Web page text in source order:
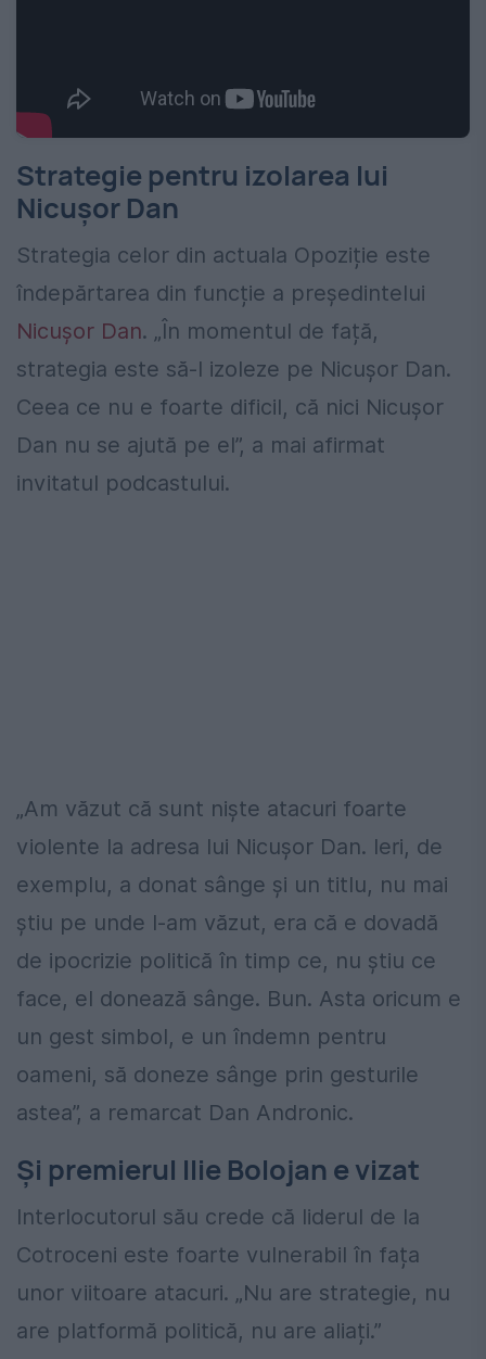
Strategie pentru izolarea lui
Nicușor Dan
Strategia celor din actuala Opoziție este
îndepărtarea din funcție a președintelui
Nicușor Dan. „În momentul de față,
strategia este să-l izoleze pe Nicușor Dan.
Ceea ce nu e foarte dificil, că nici Nicușor
Dan nu se ajută pe el”, a mai afirmat
invitatul podcastului.
„Am văzut că sunt niște atacuri foarte
violente la adresa lui Nicușor Dan. Ieri, de
exemplu, a donat sânge și un titlu, nu mai
știu pe unde l-am văzut, era că e dovadă
de ipocrizie politică în timp ce, nu știu ce
face, el donează sânge. Bun. Asta oricum e
un gest simbol, e un îndemn pentru
oameni, să doneze sânge prin gesturile
astea”, a remarcat Dan Andronic.
Și premierul Ilie Bolojan e vizat
Interlocutorul său crede că liderul de la
Cotroceni este foarte vulnerabil în fața
unor viitoare atacuri. „Nu are strategie, nu
are platformă politică, nu are aliați.”